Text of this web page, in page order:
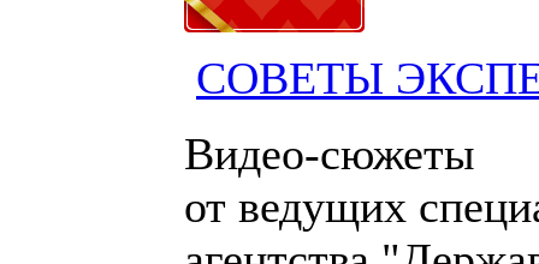
СОВЕТЫ
Видео-сюжеты
от ведущих